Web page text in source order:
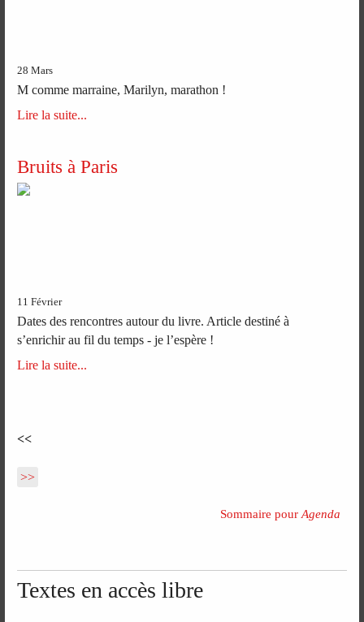
28 Mars
M comme marraine, Marilyn, marathon !
Lire la suite...
Bruits à Paris
11 Février
Dates des rencontres autour du livre. Article destiné à
s’enrichir au fil du temps - je l’espère !
Lire la suite...
<<
>>
Sommaire pourAgenda
Textes en accès libre